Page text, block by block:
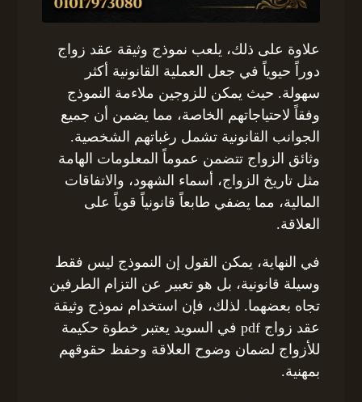
علاوة على ذلك، يلعب نموذج وثيقة عقد زواج
دوراً حيوياً في جعل العملية القانونية أكثر
سهولة. حيث يمكن للزوجين ملاءمة النموذج
وفقاً لاحتياجاتهم الخاصة، مما يضمن أن جميع
الجوانب القانونية تشمل رغباتهم الشخصية.
وثائق الزواج تتضمن عموماً المعلومات الهامة
مثل تاريخ الزواج، أسماء الشهود، والاتفاقات
المالية، مما يضفي طابعاً قانونياً قوياً على
العلاقة.
في النهاية، يمكن القول إن النموذج ليس فقط
وسيلة قانونية، بل هو تعبير عن التزام الطرفين
تجاه بعضهما. لذلك، فإن استخدام نموذج وثيقة
عقد زواج pdf في السويد يعتبر خطوة حكيمة
للأزواج لضمان وضوح العلاقة وحفظ حقوقهم
بمهنية.